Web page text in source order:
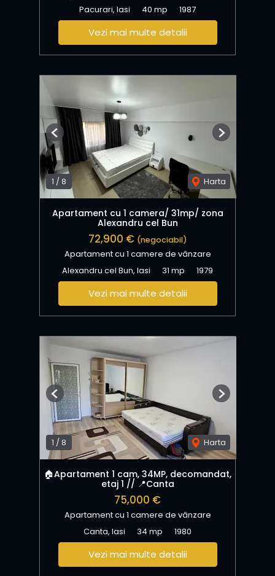
Pacurari, Iasi
40 mp 1987
Vezi mai multe detalii
1 / 8 Harta
Previous Next
Apartament cu 1 camera/ 31mp/ zona
Alexandru cel Bun
72,900 € (negociabil)
Apartament cu 1 camere de vânzare
Alexandru cel Bun, Iasi
31 mp 1979
Vezi mai multe detalii
1 / 8 Harta
Previous Next
🏠Apartament 1 cam, 34MP, decomandat,
etaj 1 // 📍Canta
75,000 €
Apartament cu 1 camere de vânzare
Canta, Iasi
34 mp 1980
Vezi mai multe detalii